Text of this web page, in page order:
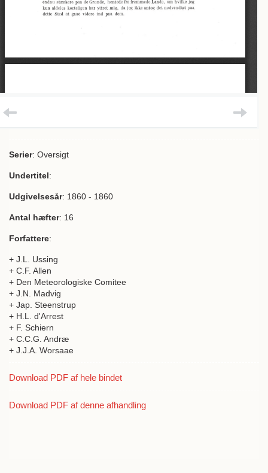
Serier: Oversigt
Undertitel:
Udgivelsesår: 1860 - 1860
Antal hæfter: 16
Forfattere:
+ J.L. Ussing
+ C.F. Allen
+ Den Meteorologiske Comitee
+ J.N. Madvig
+ Jap. Steenstrup
+ H.L. d'Arrest
+ F. Schiern
+ C.C.G. Andræ
+ J.J.A. Worsaae
Download PDF af hele bindet
Download PDF af denne afhandling